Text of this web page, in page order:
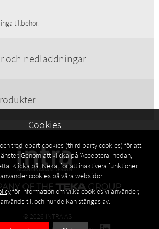
SEK 5 817
4014949780394
tillbehör.
och nedladdningar
© 2026 INTRA AS
Cookies
tredjepart-cookies (third party cookies) för att
Genom att klicka på 'Acceptera' nedan,
Klicka på 'Neka' för att inaktivera funktioner
cookies på våra websidor.
för information om vilka cookies vi använder,
till och hur de kan stängas av.